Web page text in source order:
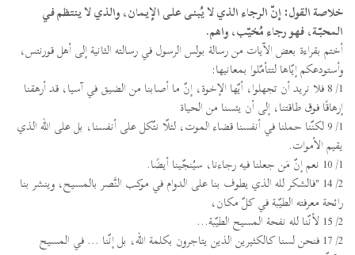
خلاصة القول: إنّ الرجاء الذي لا يُبنى على الإيمان، والذي لا ينتظم في
المحبّة، فهو رجاء مُخيّب، واهم.
أختم بقراءة بعض الآيات من رسالة بولس الرسول في رسالته الثانية إلى أهل قورنتس،
وأستودعكم إيّاها لتتأمّلوا بمعانيها:
1/ 8 فلا نريد أن تجهلوا، أيّها الإخوة، إنّ ما أصابنا من الضيق في آسيا، قد أرهقنا
إرهاقًا فوق طاقتنا، إلى أن يئسنا من الحياة
1/ 9 لكنّنا حملنا في أنفسنا قضاء الموت، لئلّا نتّكل على أنفسنا، بل على الله الذي
يقيم الأموات.
1/ 10 نعم إنّ مَن جعلنا فيه رجاءنا، سيُنجّينا أيضًا.
2/ 14 "فالشكر لله الذي يطوف بنا على الدوام في موكب النَّصر بالمسيح، وينشر بنا
رائحة معرفته الطيّبة في كلّ مكان،
2/ 15 لأنّنا لله نفحة المسيح الطيّبة...
2/ 17 فنحن لسنا كالكثيرين الذين يتاجرون بكلمة الله، بل إنّنا ... في المسيح